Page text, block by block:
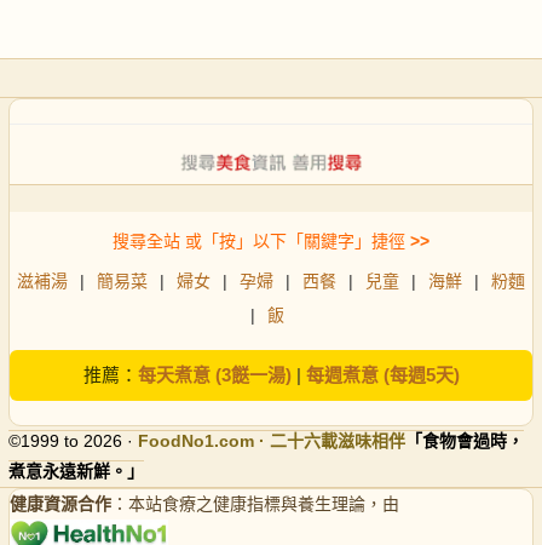
搜尋全站 或「按」以下「關鍵字」捷徑 >>
滋補湯 | 簡易菜 | 婦女 | 孕婦 | 西餐 | 兒童 | 海鮮 |
粉麵
|
飯
推薦： 每天煮意 (3餸一湯)| 每週煮意 (每週5天)
©1999 to 2026 · FoodNo1.com · 二十六載滋味相伴 「食物會過時，
煮意永遠新鮮。」
健康資源合作 ：本站食療之健康指標與養生理論，由